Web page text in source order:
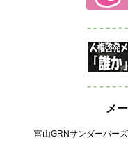
メ
富山GRNサンダーバー